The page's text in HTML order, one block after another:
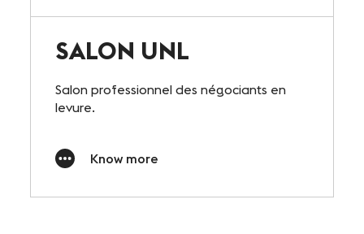
SALON UNL
Salon professionnel des négociants en
levure.
Know more